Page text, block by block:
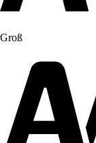
Groß